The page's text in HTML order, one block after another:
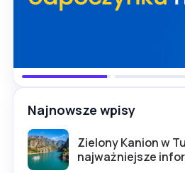
Najnowsze wpisy
Zielony Kanion w
najważniejsze